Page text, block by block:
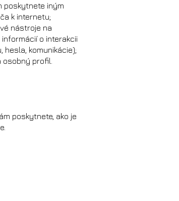
poskytnete iným
k internetu;
​​nástroje na
o interakcii
komunikácie);
profil.
poskytnete, ako je